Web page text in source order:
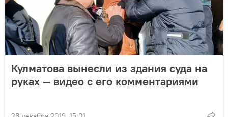
Кулматова вынесли из здания суда на
руках — видео с его комментариями